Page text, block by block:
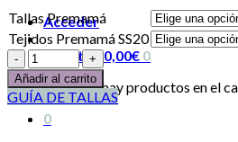
Acceder
Carrito /0,00€ 0
No hay productos en el
0
Tallas Premamá
Tejidos Premamá SS20
Añadir al carrito
GUÍA DE TALLAS